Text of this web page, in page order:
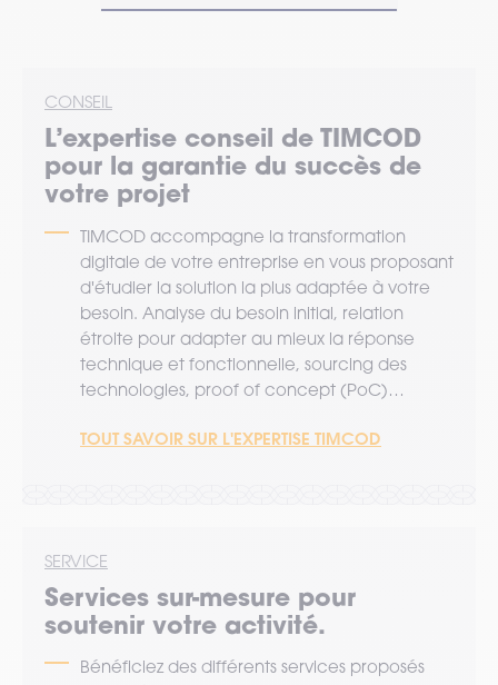
CONSEIL
L’expertise conseil de TIMCOD
pour la garantie du succès de
votre projet
TIMCOD accompagne la transformation
digitale de votre entreprise en vous proposant
d'étudier la solution la plus adaptée à votre
besoin. Analyse du besoin initial, relation
étroite pour adapter au mieux la réponse
technique et fonctionnelle, sourcing des
technologies, proof of concept (PoC)…
TOUT SAVOIR SUR L'EXPERTISE TIMCOD
SERVICE
Services sur-mesure pour
soutenir votre activité.
Bénéficiez des différents services proposés